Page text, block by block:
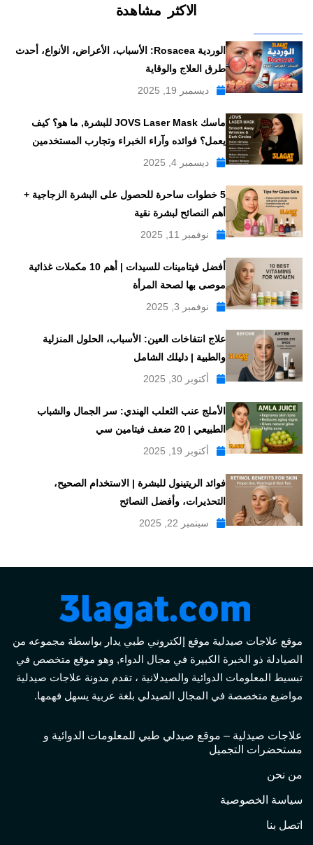
الاكثر مشاهدة
الوردية Rosacea: الأسباب، الأعراض، الأنواع، أحدث
طرق العلاج والوقاية
ديسمبر 19, 2025
ماسك JOVS Laser Mask للبشرة, ما هو؟ كيف
يعمل؟ فوائده وآراء الخبراء وتجارب المستخدمين
ديسمبر 4, 2025
5 خطوات ساحرة للحصول على البشرة الزجاجية +
أهم النصائح لبشرة نقية
نوفمبر 11, 2025
أفضل فيتامينات للسيدات | أهم 10 مكملات غذائية
موصى بها لصحة المرأة
نوفمبر 3, 2025
علاج انتفاخات العين: الأسباب، الحلول المنزلية
والطبية | دليلك الشامل
أكتوبر 30, 2025
الأملج عنب الثعلب الهندي: سر الجمال والشباب
الطبيعي | 20 ضعف فيتامين سي
أكتوبر 19, 2025
فوائد الريتينول للبشرة | الاستخدام الصحيح،
التحذيرات، وأفضل النصائح
سبتمبر 22, 2025
موقع علاجات صيدلية موقع إلكتروني طبي يدار بواسطة مجموعه من
الصيادلة ذو الخبرة الكبيرة في مجال الدواء, وهو موقع متخصص في
تبسيط المعلومات الدوائية والصيدلانية ، تقدم مدونة علاجات صيدلية
مواضيع متخصصة في المجال الصيدلي بلغة عربية يسهل فهمها.
علاجات صيدلية – موقع صيدلي طبي للمعلومات الدوائية و
مستحضرات التجميل
من نحن
سياسة الخصوصية
اتصل بنا